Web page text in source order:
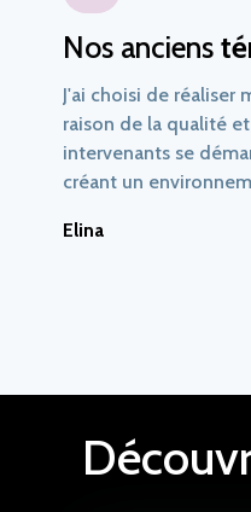
Nos anciens
J'ai choisi de réaliser
raison de la qualité
intervenants se
créant un
Elina